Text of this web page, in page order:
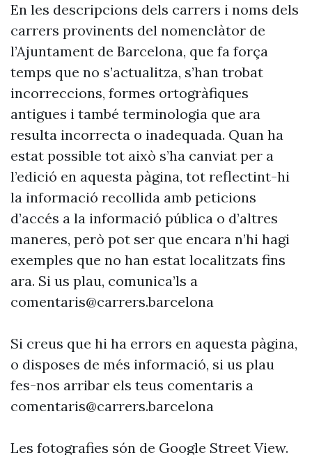
En les descripcions dels carrers i noms dels
carrers provinents del nomenclàtor de
l’Ajuntament de Barcelona, que fa força
temps que no s’actualitza, s’han trobat
incorreccions, formes ortogràfiques
antigues i també terminologia que ara
resulta incorrecta o inadequada. Quan ha
estat possible tot això s’ha canviat per a
l’edició en aquesta pàgina, tot reflectint-hi
la informació recollida amb peticions
d’accés a la informació pública o d’altres
maneres, però pot ser que encara n’hi hagi
exemples que no han estat localitzats fins
ara. Si us plau, comunica’ls a
comentaris@carrers.barcelona
Si creus que hi ha errors en aquesta pàgina,
o disposes de més informació, si us plau
fes-nos arribar els teus comentaris a
comentaris@carrers.barcelona
Les fotografies són de Google Street View.